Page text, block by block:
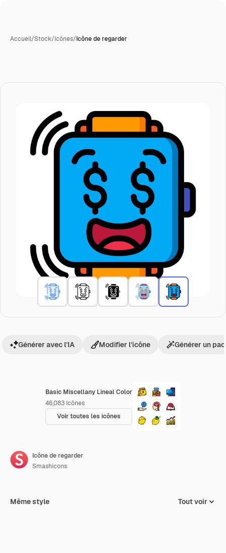
Accueil/Stock/Icônes/Icône de regarder
Basic Miscellany Lineal Color
46,083 Icônes
Voir toutes les icônes
Générer avec l’IA Modifier l’icône Générer un
Icône de regarder
Smashicons
Même style Tout voir